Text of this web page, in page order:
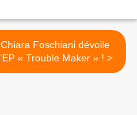
Chiara Foschiani dévoile
l’EP « Trouble Maker » ! >